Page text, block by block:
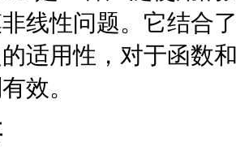
线性问题。它结合
适用性，对于函数
效。